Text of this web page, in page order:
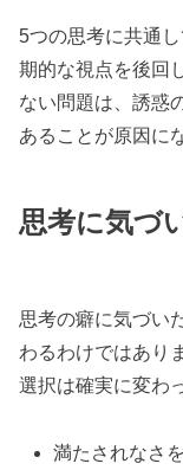
5つの思考に共通
期的な視点を後回
ない問題は、誘惑
あることが原因に
思考に気づ
思考の癖に気づい
わるわけではあり
選択は確実に変わ
満たされなさ